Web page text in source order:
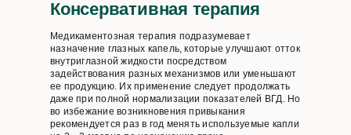
Консервативная терапия
Медикаментозная терапия подразумевает
назначение глазных капель, которые улучшают отток
внутриглазной жидкости посредством
задействования разных механизмов или уменьшают
ее продукцию. Их применение следует продолжать
даже при полной нормализации показателей ВГД. Но
во избежание возникновения привыкания
рекомендуется раз в год менять используемые капли